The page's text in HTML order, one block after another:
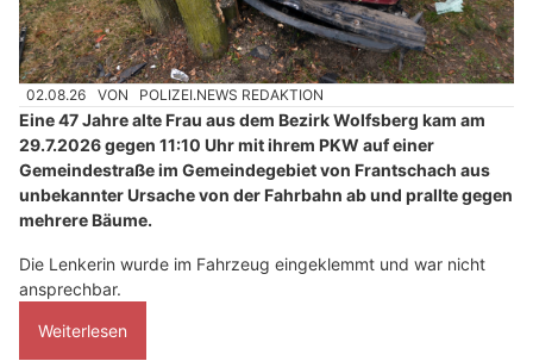
02.08.26 VON POLIZEI.NEWS REDAKTION
Eine 47 Jahre alte Frau aus dem Bezirk Wolfsberg kam am
29.7.2026 gegen 11:10 Uhr mit ihrem PKW auf einer
Gemeindestraße im Gemeindegebiet von Frantschach aus
unbekannter Ursache von der Fahrbahn ab und prallte gegen
mehrere Bäume.
Die Lenkerin wurde im Fahrzeug eingeklemmt und war nicht
ansprechbar.
Weiterlesen